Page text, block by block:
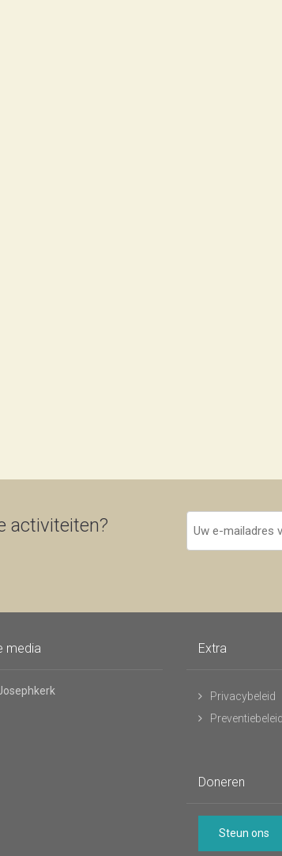
activiteiten?
Uw
e-
mailadres
media Extra
Privacybeleid
Preventiebeleid
Doneren
Steun ons